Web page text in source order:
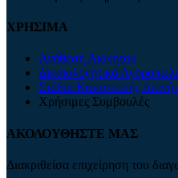
ΧΡΗΣΙΜΑ
Ανάθεση Ακινήτου
Δικαιολογητικά
Στάδια Κατασκευής
Χρήσιμες Συμβουλές
ΑΚΟΛΟΥΘΗΣΤΕ ΜΑΣ
Διακριθείσα επιχείρηση του